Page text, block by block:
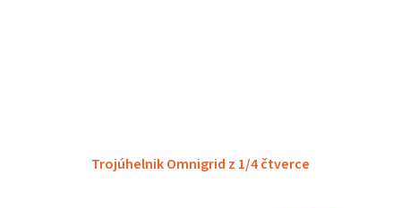
Trojúhelnik Omnigrid z 1/4 čtverce